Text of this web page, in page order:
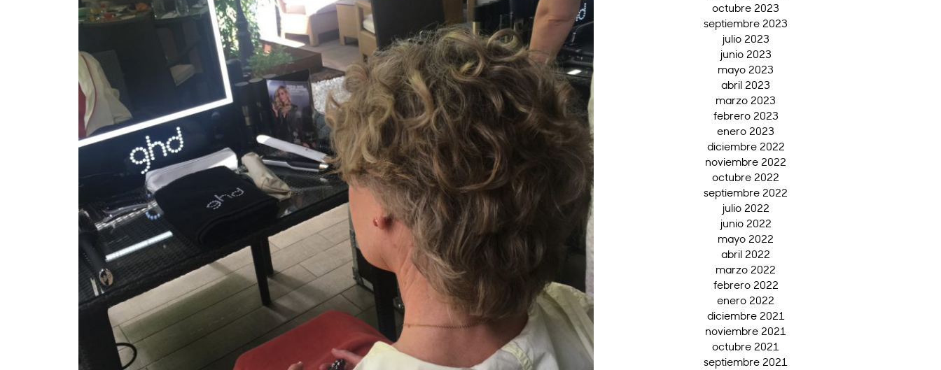
octubre 2023
septiembre 2023
julio 2023
junio 2023
mayo 2023
abril 2023
marzo 2023
febrero 2023
enero 2023
diciembre 2022
noviembre 2022
octubre 2022
septiembre 2022
julio 2022
junio 2022
mayo 2022
abril 2022
marzo 2022
febrero 2022
enero 2022
diciembre 2021
noviembre 2021
octubre 2021
septiembre 2021